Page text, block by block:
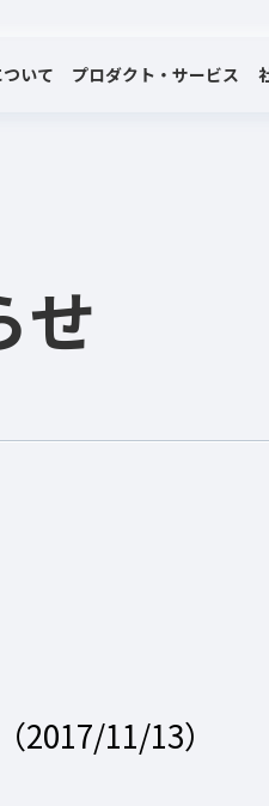
いて プロダクト・サービス
せ
2017/11/13）